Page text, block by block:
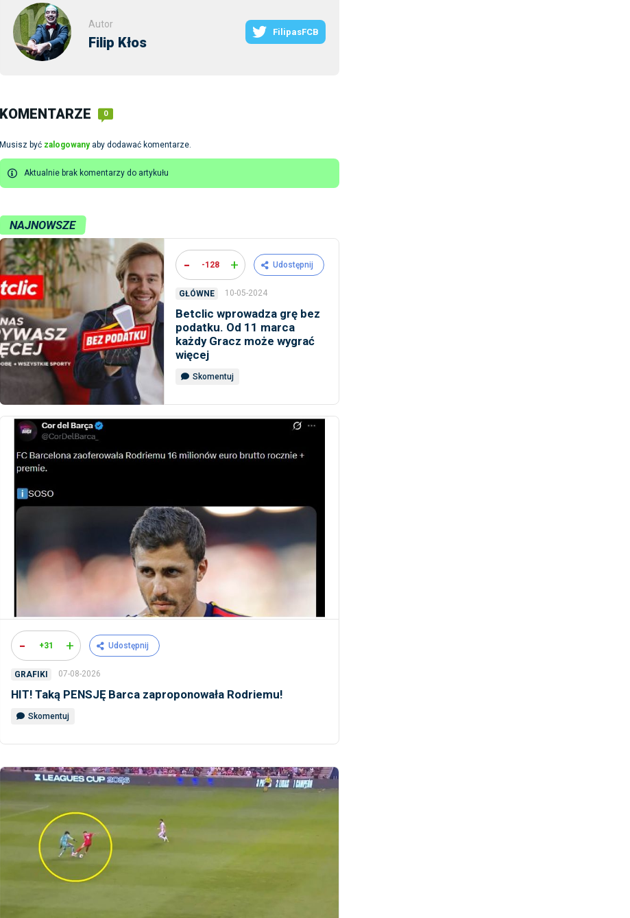
Autor
Filip Kłos
FilipasFCB
KOMENTARZE 0
Musisz być zalogowanyaby dodawać komentarze.
Aktualnie brak komentarzy do artykułu
NAJNOWSZE
- -128 + Udostępnij
GŁÓWNE 10-05-2024
Betclic wprowadza grę bez
podatku. Od 11 marca
każdy Gracz może wygrać
więcej
Skomentuj
- +31 + Udostępnij
GRAFIKI 07-08-2026
HIT! Taką PENSJĘ Barca zaproponowała Rodriemu!
Skomentuj